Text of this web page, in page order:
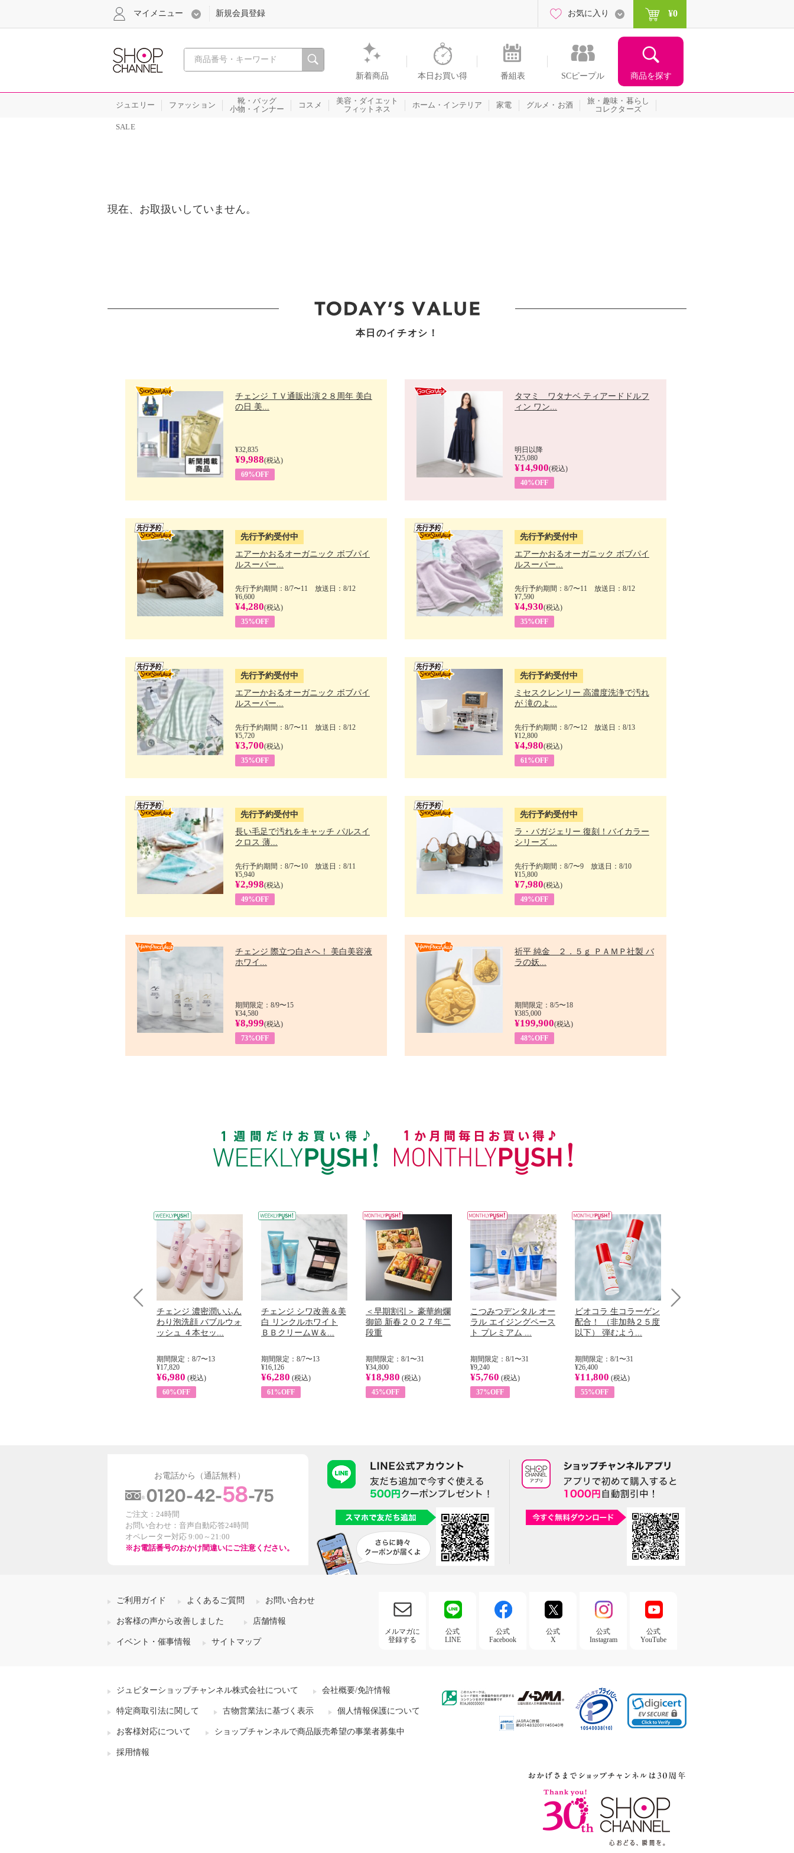
心おどる、瞬間を。通販・テレビショッピングのショップチャンネル
新着商品 本日お買い得 番組表 SCピープル 商品を探す
マイメニュー 新規会員登録 お気に入り ¥0
ジュエリー ファッション
靴・バッグ
小物・インナー
コスメ
美容・ダイエット
フィットネス
ホーム・インテリア 家電 グルメ・お酒
旅・趣味・暮らし
コレクターズ
SALE
現在、お取扱いしていません。
本日のイチオシ！
チェンジ ＴＶ通販出演２８周年 美白
の日 美...
¥32,835
¥9,988(税込)
69%OFF
タマミ ワタナベ ティアードドルフ
ィン ワン...
明日以降
¥25,080
¥14,900(税込)
40%OFF
先行予約受付中
エアーかおるオーガニック ボブパイ
ルスーパー...
先行予約期間：8/7〜11 放送日：8/12
¥6,600
¥4,280(税込)
35%OFF
先行予約受付中
エアーかおるオーガニック ボブパイ
ルスーパー...
先行予約期間：8/7〜11 放送日：8/12
¥7,590
¥4,930(税込)
35%OFF
先行予約受付中
エアーかおるオーガニック ボブパイ
ルスーパー...
先行予約期間：8/7〜11 放送日：8/12
¥5,720
¥3,700(税込)
35%OFF
先行予約受付中
ミセスクレンリー 高濃度洗浄で汚れ
が 滝のよ...
先行予約期間：8/7〜12 放送日：8/13
¥12,800
¥4,980(税込)
61%OFF
先行予約受付中
長い毛足で汚れをキャッチ パルスイ
クロス 薄...
先行予約期間：8/7〜10 放送日：8/11
¥5,940
¥2,998(税込)
49%OFF
先行予約受付中
ラ・バガジェリー 復刻！バイカラー
シリーズ ...
先行予約期間：8/7〜9 放送日：8/10
¥15,800
¥7,980(税込)
49%OFF
チェンジ 際立つ白さへ！ 美白美容液
ホワイ...
期間限定：8/9〜15
¥34,580
¥8,999(税込)
73%OFF
祈平 純金 ２．５ｇ ＰＡＭＰ社製 バ
ラの妖...
期間限定：8/5〜18
¥385,000
¥199,900(税込)
48%OFF
チェンジ 濃密潤いふん
わり泡洗顔 バブルウォ
ッシュ ４本セッ...
期間限定：8/7〜13
¥17,820
¥6,980 (税込)
60%OFF
チェンジ シワ改善＆美
白 リンクルホワイト
ＢＢクリームＷ＆...
期間限定：8/7〜13
¥16,126
¥6,280 (税込)
61%OFF
＜早期割引＞ 豪華絢爛
御節 新春２０２７年二
段重
期間限定：8/1〜31
¥34,800
¥18,980 (税込)
45%OFF
こつみつデンタル オー
ラル エイジングペース
ト プレミアム ...
期間限定：8/1〜31
¥9,240
¥5,760 (税込)
37%OFF
ビオコラ 生コラーゲン
配合！ （非加熱２５度
以下） 弾むよう...
期間限定：8/1〜31
¥26,400
¥11,800 (税込)
55%OFF
お電話から（通話無料）
ご注文：24時間
お問い合わせ：音声自動応答24時間
オペレーター対応 9:00～21:00
※お電話番号のおかけ間違いにご注意ください。
ご利用ガイド よくあるご質問 お問い合わせ
お客様の声から改善しました 店舗情報
イベント・催事情報 サイトマップ
メルマガに
登録する
公式
LINE
公式
Facebook
公式
X
公式
Instagram
公式
YouTube
ジュピターショップチャンネル株式会社について 会社概要/免許情報
特定商取引法に関して 古物営業法に基づく表示 個人情報保護について
お客様対応について ショップチャンネルで商品販売希望の事業者募集中
採用情報